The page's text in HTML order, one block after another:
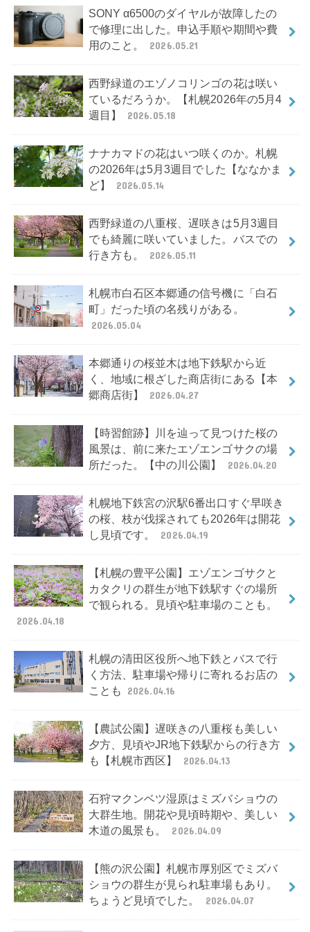
SONY α6500のダイヤルが故障したの
で修理に出した。申込手順や期間や費
用のこと。
2026.05.21
西野緑道のエゾノコリンゴの花は咲い
ているだろうか。【札幌2026年の5月4
週目】
2026.05.18
ナナカマドの花はいつ咲くのか。札幌
の2026年は5月3週目でした【ななかま
ど】
2026.05.14
西野緑道の八重桜、遅咲きは5月3週目
でも綺麗に咲いていました。バスでの
行き方も。
2026.05.11
札幌市白石区本郷通の信号機に「白石
町」だった頃の名残りがある。
2026.05.04
本郷通りの桜並木は地下鉄駅から近
く、地域に根ざした商店街にある【本
郷商店街】
2026.04.27
【時習館跡】川を辿って見つけた桜の
風景は、前に来たエゾエンゴサクの場
所だった。【中の川公園】
2026.04.20
札幌地下鉄宮の沢駅6番出口すぐ早咲き
の桜、枝が伐採されても2026年は開花
し見頃です。
2026.04.19
【札幌の豊平公園】エゾエンゴサクと
カタクリの群生が地下鉄駅すぐの場所
で観られる。見頃や駐車場のことも。
2026.04.18
札幌の清田区役所へ地下鉄とバスで行
く方法、駐車場や帰りに寄れるお店の
ことも
2026.04.16
【農試公園】遅咲きの八重桜も美しい
夕方、見頃やJR地下鉄駅からの行き方
も【札幌市西区】
2026.04.13
石狩マクンベツ湿原はミズバショウの
大群生地。開花や見頃時期や、美しい
木道の風景も。
2026.04.09
【熊の沢公園】札幌市厚別区でミズバ
ショウの群生が見られ駐車場もあり。
ちょうど見頃でした。
2026.04.07